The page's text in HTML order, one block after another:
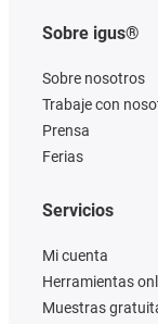
Sobre igus®
Sobre nosotros
Trabaje con
Prensa
Ferias
Servicios
Mi cuenta
Herramientas
Muestras